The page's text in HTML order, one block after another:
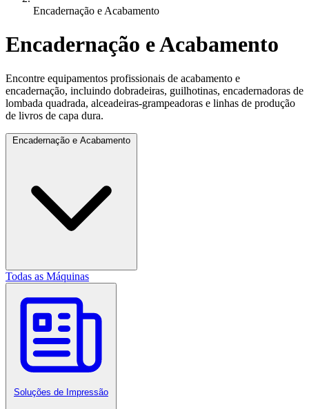
Encadernação e Acabamento
Encadernação e Acabamento
Encontre equipamentos profissionais de acabamento e
encadernação, incluindo dobradeiras, guilhotinas, encadernadoras de
lombada quadrada, alceadeiras-grampeadoras e linhas de produção
de livros de capa dura.
Encadernação e Acabamento
Todas as Máquinas
Soluções de Impressão